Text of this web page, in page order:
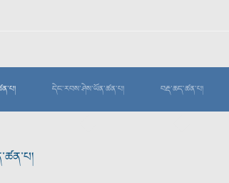
དེང་རབས་ཤེས་ཡོན་ཚན་པ། བརྡ་ཆད་ཚན་པ།